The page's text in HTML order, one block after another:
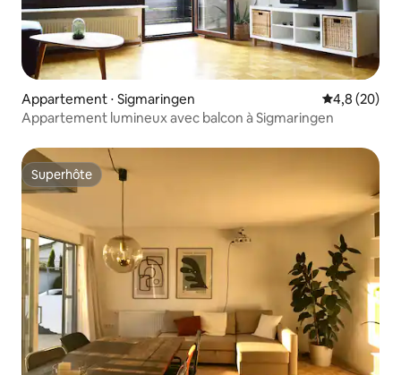
Appartement ⋅ Sigmaringen Évaluation
4,8 (20)
Appartement lumineux avec balcon à Sigmaringen
Superhôte
Superhôte